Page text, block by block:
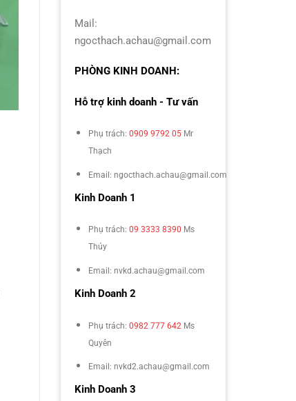
Mail:
ngocthach.achau@gmail.com
PHÒNG KINH DOANH:
Hỗ trợ kinh doanh - Tư vấn
Phụ trách: 0909 9792 05 Mr
Thạch
Email: ngocthach.achau@gmail.com
Kinh Doanh 1
Phụ trách: 09 3333 8390 Ms
Thúy
Email: nvkd.achau@gmail.com
Kinh Doanh 2
Phụ trách: 0982 777 642 Ms
Quyên
Email: nvkd2.achau@gmail.com
Kinh Doanh 3